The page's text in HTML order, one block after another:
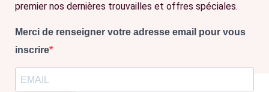
premier nos dernières trouvailles et offres spéciales.
Merci de renseigner votre adresse email pour vous
inscrire